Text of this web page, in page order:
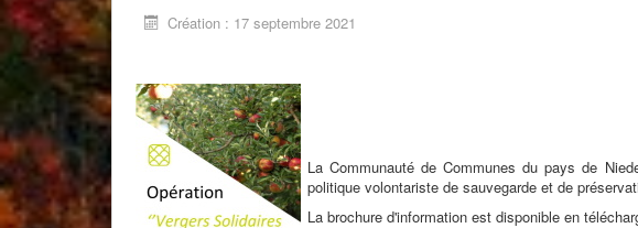
Création : 17 septembre 2021
La Communauté de Communes du pays de
politique volontariste de sauvegarde et de
La brochure d'information est disponible en